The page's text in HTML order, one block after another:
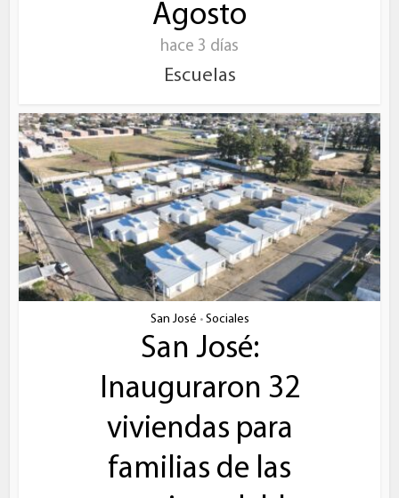
Agosto
hace 3 días
Escuelas
San José • Sociales
San José:
Inauguraron 32
viviendas para
familias de las